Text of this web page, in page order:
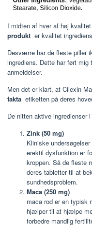
I midten af hver af høj kvalitet
produkt er kvalitet
Desværre har de fleste piller
ingrediens. Dette har ført
anmeldelser.
Men det er klart, at Cilexin
fakta etiketten på deres
De nitten aktive ingredienser
Zink (50 mg)
Kliniske undersøgelser
erektil dysfunktion er
kroppen. Så de fleste
deres tabletter til at
sundhedsproblem.
Maca (250 mg)
maca rod er en typisk
hjælper til at hjælpe
forbedre mandlig